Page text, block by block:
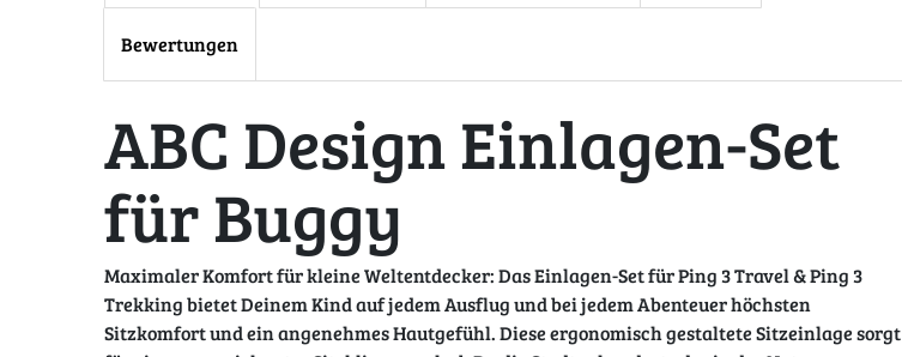
Bewertungen
ABC Design Einlagen-Set
für Buggy
Maximaler Komfort für kleine Weltentdecker: Das Einlagen-Set für Ping 3 Travel & Ping 3
Trekking bietet Deinem Kind auf jedem Ausflug und bei jedem Abenteuer höchsten
Sitzkomfort und ein angenehmes Hautgefühl. Diese ergonomisch gestaltete Sitzeinlage sorgt